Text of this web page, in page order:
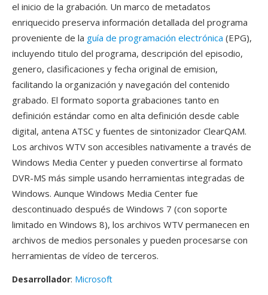
el inicio de la grabación. Un marco de metadatos
enriquecido preserva información detallada del programa
proveniente de la guía de programación electrónica (EPG),
incluyendo titulo del programa, descripción del episodio,
genero, clasificaciones y fecha original de emision,
facilitando la organización y navegación del contenido
grabado. El formato soporta grabaciones tanto en
definición estándar como en alta definición desde cable
digital, antena ATSC y fuentes de sintonizador ClearQAM.
Los archivos WTV son accesibles nativamente a través de
Windows Media Center y pueden convertirse al formato
DVR-MS más simple usando herramientas integradas de
Windows. Aunque Windows Media Center fue
descontinuado después de Windows 7 (con soporte
limitado en Windows 8), los archivos WTV permanecen en
archivos de medios personales y pueden procesarse con
herramientas de vídeo de terceros.
Desarrollador: Microsoft